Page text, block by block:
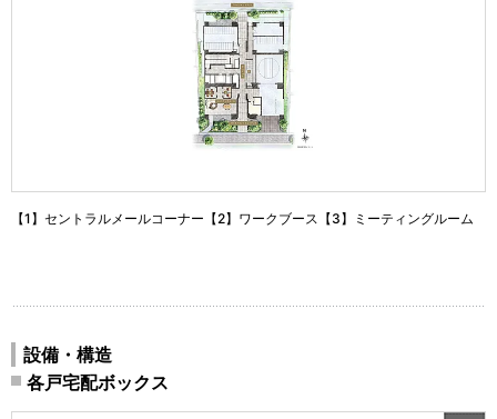
【1】セントラルメールコーナー【2】ワークブース【3】ミーティングルーム
設備・構造
各戸宅配ボックス